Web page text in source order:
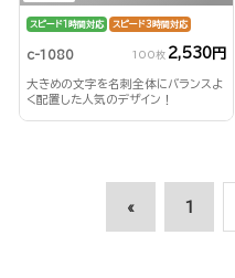
スピード1時間対応 スピード3時間対応
c-1080 100枚 2,530円
大きめの文字を名刺全体にバランスよ
く配置した人気のデザイン！
« 1